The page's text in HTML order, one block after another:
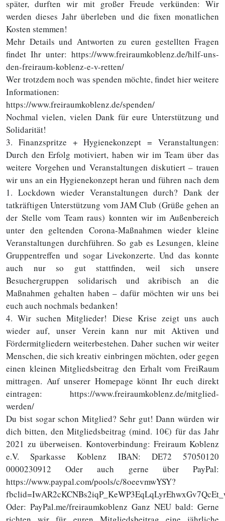
später, durften wir mit großer Freude verkünden: Wir
werden dieses Jahr überleben und die fixen monatlichen
Kosten stemmen!
Mehr Details und Antworten zu euren gestellten Fragen
findet Ihr unter: https://www.freiraumkoblenz.de/hilf-uns-
den-freiraum-koblenz-e-v-retten/
Wer trotzdem noch was spenden möchte, findet hier weitere
Informationen:
https://www.freiraumkoblenz.de/spenden/
Nochmal vielen, vielen Dank für eure Unterstützung und
Solidarität!
3. Finanzspritze + Hygienekonzept = Veranstaltungen:
Durch den Erfolg motiviert, haben wir im Team über das
weitere Vorgehen und Veranstaltungen diskutiert – trauen
wir uns an ein Hygienekonzept heran und führen nach dem
1. Lockdown wieder Veranstaltungen durch? Dank der
tatkräftigen Unterstützung vom JAM Club (Grüße gehen an
der Stelle vom Team raus) konnten wir im Außenbereich
unter den geltenden Corona-Maßnahmen wieder kleine
Veranstaltungen durchführen. So gab es Lesungen, kleine
Gruppentreffen und sogar Livekonzerte. Und das konnte
auch nur so gut stattfinden, weil sich unsere
Besuchergruppen solidarisch und akribisch an die
Maßnahmen gehalten haben – dafür möchten wir uns bei
euch auch nochmals bedanken!
4. Wir suchen Mitglieder! Diese Krise zeigt uns auch
wieder auf, unser Verein kann nur mit Aktiven und
Fördermitgliedern weiterbestehen. Daher suchen wir weiter
Menschen, die sich kreativ einbringen möchten, oder gegen
einen kleinen Mitgliedsbeitrag den Erhalt vom FreiRaum
mittragen. Auf unserer Homepage könnt Ihr euch direkt
eintragen: https://www.freiraumkoblenz.de/mitglied-
werden/
Du bist sogar schon Mitglied? Sehr gut! Dann würden wir
dich bitten, den Mitgliedsbeitrag (mind. 10€) für das Jahr
2021 zu überweisen. Kontoverbindung: Freiraum Koblenz
e.V. Sparkasse Koblenz IBAN: DE72 57050120
0000230912 Oder auch gerne über PayPal:
https://www.paypal.com/pools/c/8oeevmwYSY?
Oder: PayPal.me/freiraumkoblenz Ganz NEU bald: Gerne